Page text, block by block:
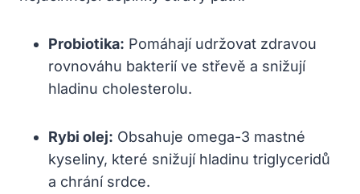
Probiotika: Pomáhají udržovat zdravou
rovnováhu bakterií ve střevě a snižují
hladinu cholesterolu.
Rybi olej: Obsahuje omega-3 mastné
kyseliny, které snižují hladinu triglyceridů
a chrání srdce.